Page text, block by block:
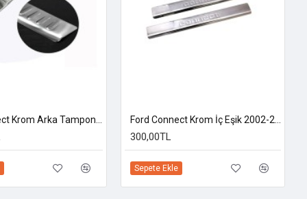
300,00TL
Sepete Ekle